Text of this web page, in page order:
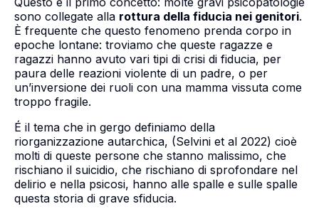
sono collegate alla rottura della fiducia nei genitori.
È frequente che questo fenomeno prenda corpo in
epoche lontane: troviamo che queste ragazze e
ragazzi hanno avuto vari tipi di crisi di fiducia, per
paura delle reazioni violente di un padre, o per
un’inversione dei ruoli con una mamma vissuta come
troppo fragile.
É il tema che in gergo definiamo della
riorganizzazione autarchica, (Selvini et al 2022) cioè
molti di queste persone che stanno malissimo, che
rischiano il suicidio, che rischiano di sprofondare nel
delirio e nella psicosi, hanno alle spalle e sulle spalle
questa storia di grave sfiducia.